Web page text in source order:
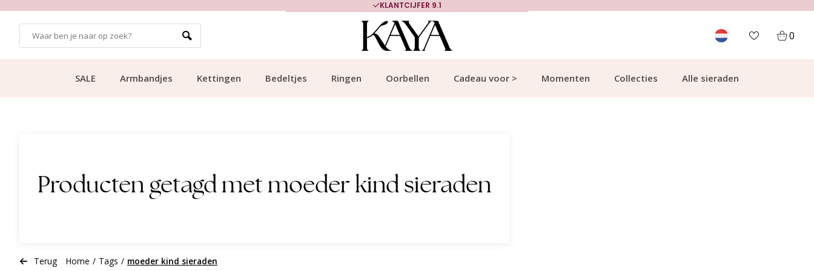
KLANTCIJFER 9.1
0
SALE Armbandjes Kettingen Bedeltjes Ringen Oorbellen Cadeau voor > Momenten Collecties Alle sieraden
Producten getagd met moeder kind sieraden
Terug Home / Tags / moeder kind sieraden